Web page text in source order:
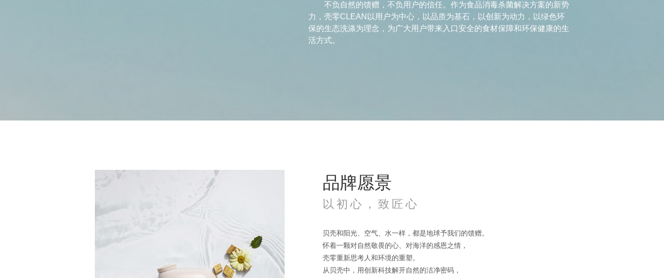
不负自然的馈赠，不负用户的信任。作为食品消毒杀菌解决方案的新势
力，壳零CLEAN以用户为中心，以品质为基石，以创新为动力，以绿色环
保的生态洗涤为理念，为广大用户带来入口安全的食材保障和环保健康的生
活方式。
品牌愿景
以初心，致匠心
贝壳和阳光、空气、水一样，都是地球予我们的馈赠。
怀着一颗对自然敬畏的心、对海洋的感恩之情，
壳零重新思考人和环境的重塑。
从贝壳中，用创新科技解开自然的洁净密码，